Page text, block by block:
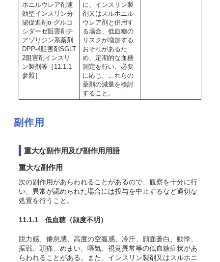
ホニルウレア剤速
効型インスリン分
泌促進剤α-グルコ
シダーゼ阻害剤チ
アゾリジン系薬剤
DPP-4阻害剤SGLT
2阻害剤インスリ
ン製剤等［11.1.1
参照］
に、インスリン製
剤又はスルホニル
ウレア剤と併用す
る場合、低血糖の
リスクが増加する
おそれがあるた
め、定期的な血糖
測定を行い、必要
に応じ、これらの
薬剤の減量を検討
すること。
副作用
重大な副作用及び副作用用語
重大な副作用
次の副作用があらわれることがあるので、観察を十分に行
い、異常が認められた場合には投与を中止するなど適切な
処置を行うこと。
11.1.1 低血糖 （頻度不明）
脱力感、倦怠感、高度の空腹感、冷汗、顔面蒼白、動悸、
振戦、頭痛、めまい、嘔気、視覚異常等の低血糖症状があ
らわれることがある。また、インスリン製剤又はスルホニ